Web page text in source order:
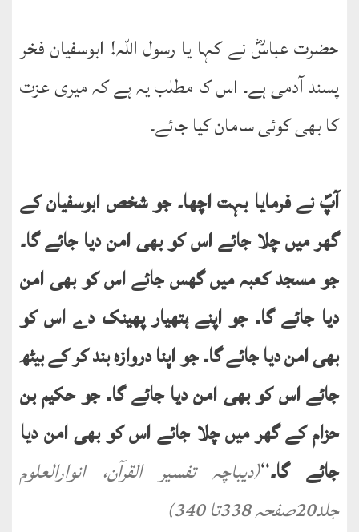
حضرت عباسؓ نے کہا یا رسول اللہ! ابوسفیان فخر
پسند آدمی ہے۔ اس کا مطلب یہ ہے کہ میری عزت
کا بھی کوئی سامان کیا جائے۔
آپؐ نے فرمایا بہت اچھا۔ جو شخص ابوسفیان کے
گھر میں چلا جائے اس کو بھی امن دیا جائے گا۔
جو مسجد کعبہ میں گھس جائے اس کو بھی امن
دیا جائے گا۔ جو اپنے ہتھیار پھینک دے اس کو
بھی امن دیا جائے گا۔ جو اپنا دروازہ بند کر کے بیٹھ
جائے اس کو بھی امن دیا جائے گا۔ جو حکیم بن
حزام کے گھر میں چلا جائے اس کو بھی امن دیا
جائے گا۔‘‘(دیباچہ تفسیر القرآن، انوارالعلوم
جلد20صفحہ 338تا 340)